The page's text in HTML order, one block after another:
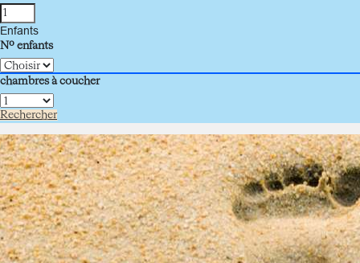
Enfants
Nº enfants
chambres à coucher
Rechercher